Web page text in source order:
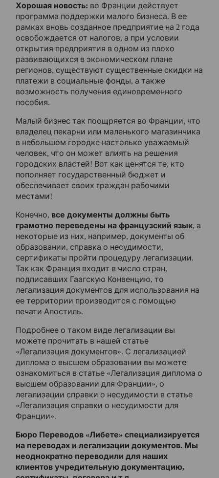
Хорошая новость: во Франции действует
программа поддержки малого бизнеса. В ее
рамках вновь созданное предприятие на 2 года
освобождается от налогов, а при условии
открытия предприятия в одном из плохо
развивающихся в экономическом плане
регионов, существуют существенные скидки на
платежи в социальные фонды, а также
возможность получения единовременного
пособия.
Малый бизнес так поощряется во Франции, что
владелец пекарни или маленького магазинчика
в небольшом городке настолько уважаемый
человек, что он может влиять на решения
городских властей! Вот как ценятся те, кто
пополняет государственный бюджет и
обеспечивает своих граждан рабочими
местами!
Конечно, все документы должны быть
грамотно переведены на французский язык, а
некоторые из них, например, документы об
образовании, справка о несудимости,
сертификаты пройти процедуру легализации.
Так как Франция входит в число стран,
подписавших Гаагскую Конвенцию, то
легализация документов для использования на
ее территории производится с помощью
печати Апостиль.
Подробнее о таком виде легализации вы
можете прочитать в нашей статье
«Легализация документов». С легализацией
диплома о высшем образовании вы можете
ознакомиться в статье «Легализация диплома о
высшем образовании для Франции», о
легализации справки о несудимости в статье
«Легализация справки о несудимости для
Франции».
Бюро Переводов «Либете» специализируется
на переводах и легализации документов. Мы
неоднократно переводили для наших
клиентов учредительную документацию,